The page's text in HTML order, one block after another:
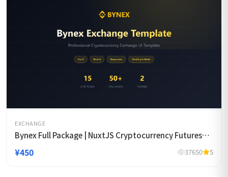
EXCHANGE
Bynex Full Package | NuxtJS Cryptocurrency Futures
¥450 37650 5